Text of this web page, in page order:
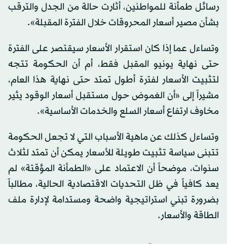
رسائل طمأنة للمواطنين، أثارت حالة من الجدل والترقب
بشأن مصير أسعار المحروقات خلال الفترة المقبلة».
وتساءل عما إذا كان استقرار الأسعار سيقتصر على الفترة
حتى نهاية يونيو المقبل فقط، أم أن الحكومة تتجه
لتثبيت الأسعار لفترة أطول تمتد حتى نهاية هذا العام،
مشيراً إلى «أن الغموض حول مستقبل أسعار الوقود يثير
مخاوف ارتفاع أسعار السلع والخدمات الأساسية».
وتساءل كذلك عن ماهية الأسباب التي لا تجعل الحكومة
تتبنى سياسة تثبيت طويلة للأسعار يمكن أن تمتد لثلاث
سنوات، موضحاً أن الاعتماد على «الطمأنة المؤقتة» لم
يعد كافياً في ظل التحديات الاقتصادية الحالية، مطالباً
بضرورة تبني استراتيجية واضحة ومستدامة لإدارة ملف
الطاقة والأسعار.